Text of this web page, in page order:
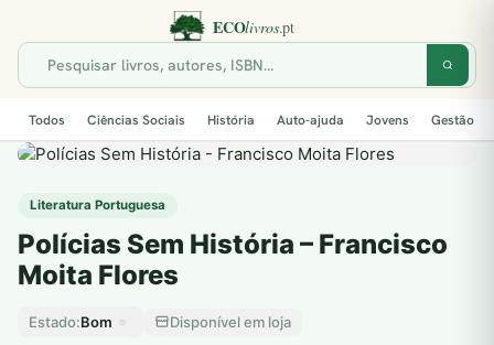
Todos Ciências Sociais História Auto-ajuda Jovens Gestão
Literatura Portuguesa
Polícias Sem História – Francisco
Moita Flores
Estado:Bom Disponível em loja